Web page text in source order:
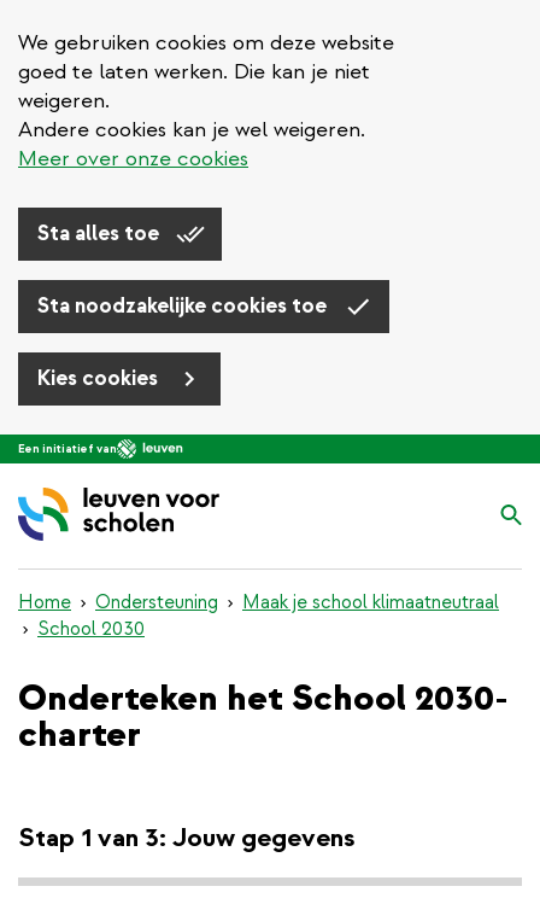
We gebruiken cookies om deze website
goed te laten werken. Die kan je niet
weigeren.
Andere cookies kan je wel weigeren.
Meer over onze cookies
Sta alles toe
Sta noodzakelijke cookies toe
Kies cookies
Overslaan
naar
de
inhoud
gaan
Een initiatief van
Home Ondersteuning
Maak je school klimaatneutraal
School 2030
Onderteken het School 2030-
charter
Stap 1 van 3: Jouw gegevens